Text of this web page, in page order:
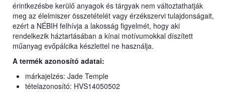
érintkezésbe kerülő anyagok és tárgyak nem változtathatják
meg az élelmiszer összetételét vagy érzékszervi tulajdonságait,
ezért a NÉBIH felhívja a lakosság figyelmét, hogy aki
rendelkezik háztartásában a kínai motívumokkal díszített
műanyag evőpálcika készlettel ne használja.
A termék azonosító adatai:
márkajelzés: Jade Temple
tételazonosító: HVS14050502